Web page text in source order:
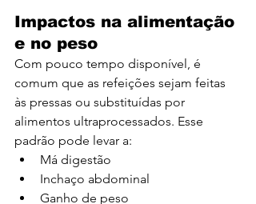
Impactos na alimentação
e no peso
Com pouco tempo disponível, é
comum que as refeições sejam feitas
às pressas ou substituídas por
alimentos ultraprocessados. Esse
padrão pode levar a:
Má digestão
Inchaço abdominal
Ganho de peso